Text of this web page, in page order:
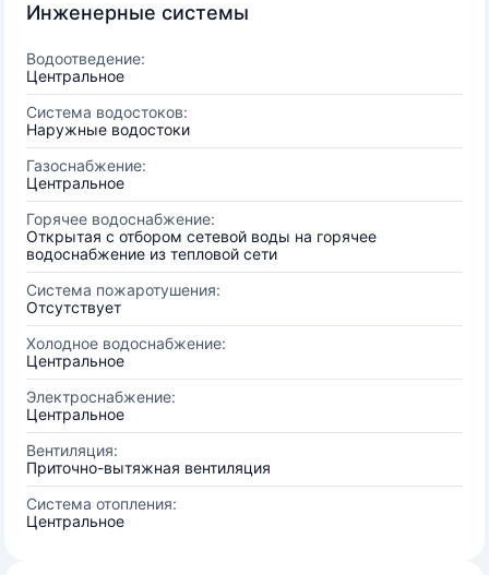
Инженерные системы
Водоотведение:
Центральное
Система водостоков:
Наружные водостоки
Газоснабжение:
Центральное
Горячее водоснабжение:
Открытая с отбором сетевой воды на горячее
водоснабжение из тепловой сети
Система пожаротушения:
Отсутствует
Холодное водоснабжение:
Центральное
Электроснабжение:
Центральное
Вентиляция:
Приточно-вытяжная вентиляция
Система отопления:
Центральное